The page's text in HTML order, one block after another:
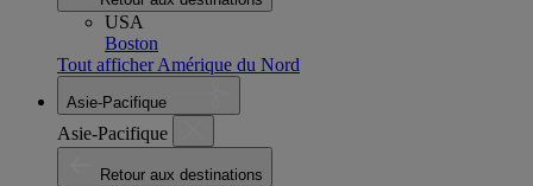
USA
Boston
Tout afficher Amérique du Nord
Asie-Pacifique
Asie-Pacifique
Retour aux destinations